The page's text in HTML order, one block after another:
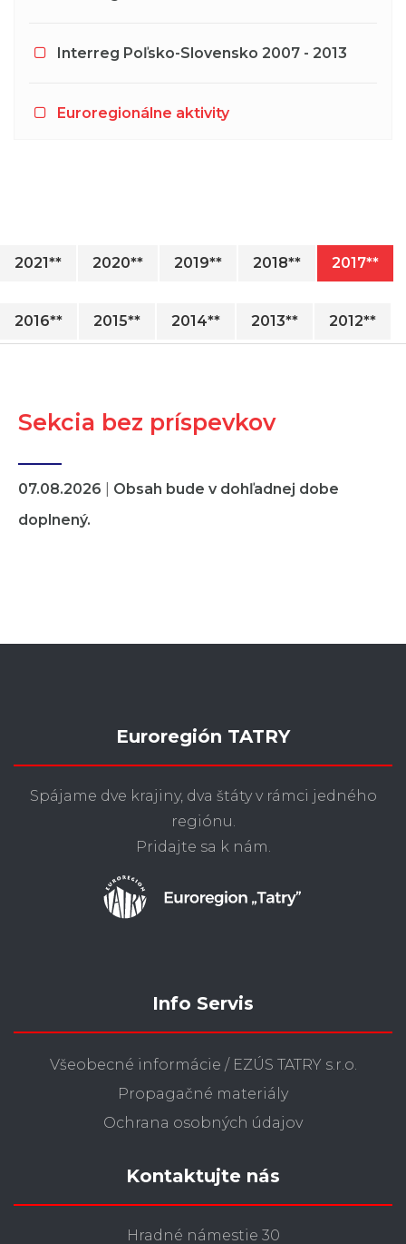
Interreg Poľsko-Slovensko 2007 - 2013
Euroregionálne aktivity
2021** 2020** 2019** 2018** 2017**
2016** 2015** 2014** 2013** 2012**
Sekcia bez príspevkov
07.08.2026
Obsah bude v dohľadnej dobe
doplnený.
Euroregión TATRY
Spájame dve krajiny, dva štáty v rámci jedného
regiónu.
Pridajte sa k nám.
Info Servis
Všeobecné informácie / EZÚS TATRY s.r.o.
Propagačné materiály
Ochrana osobných údajov
Kontaktujte nás
Hradné námestie 30